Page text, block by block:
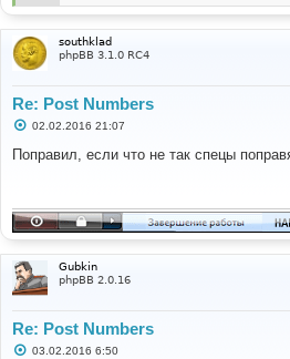
southklad
phpBB 3.1.0 RC4
Re: Post Numbers
С
о
б
и
е
02.02.2016 21:07
Поправил, если что не так спецы
Gubkin
phpBB 2.0.16
Re: Post Numbers
С03.02.2016 6:50